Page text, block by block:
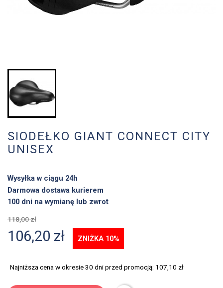
SIODEŁKO GIANT CONNECT CITY
UNISEX
Wysyłka w ciągu 24h
Darmowa dostawa kurierem
100 dni na wymianę lub zwrot
118,00 zł
106,20 zł ZNIŻKA 10%
Najniższa cena w okresie 30 dni przed promocją: 107,10 zł